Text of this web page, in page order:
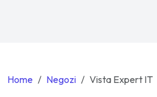
Home Negozi Vista Expert IT